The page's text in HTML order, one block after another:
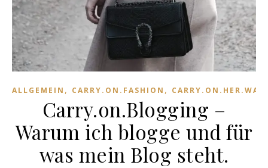
ALLGEMEIN , CARRY.ON.FASHION ,
Carry.on.Blogging –
Warum ich blogge und für
was mein Blog steht.